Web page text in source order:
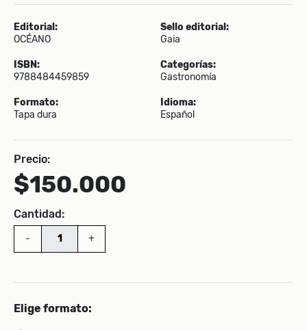
Editorial:
OCÉANO
Sello editorial:
Gaia
ISBN:
9788484459859
Categorías:
Gastronomía
Formato:
Tapa dura
Idioma:
Español
Precio:
$150.000
Cantidad:
- +
Elige formato: